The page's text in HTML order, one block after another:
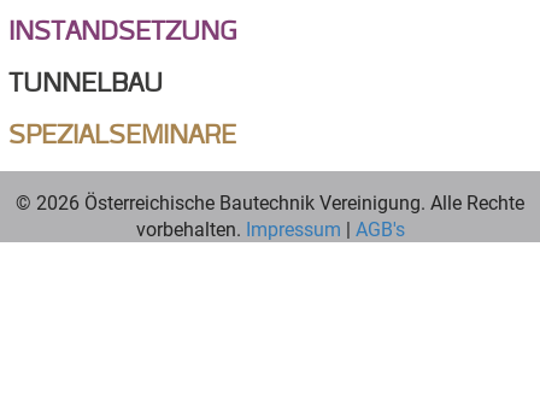
INSTANDSETZUNG
TUNNELBAU
SPEZIALSEMINARE
© 2026 Österreichische Bautechnik Vereinigung. Alle Rechte
vorbehalten. Impressum | AGB's